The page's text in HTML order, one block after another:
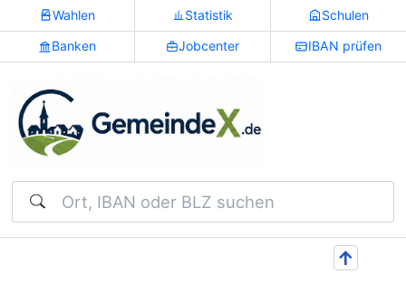
Wahlen Statistik Schulen
Banken Jobcenter IBAN prüfen
Suchen
↑